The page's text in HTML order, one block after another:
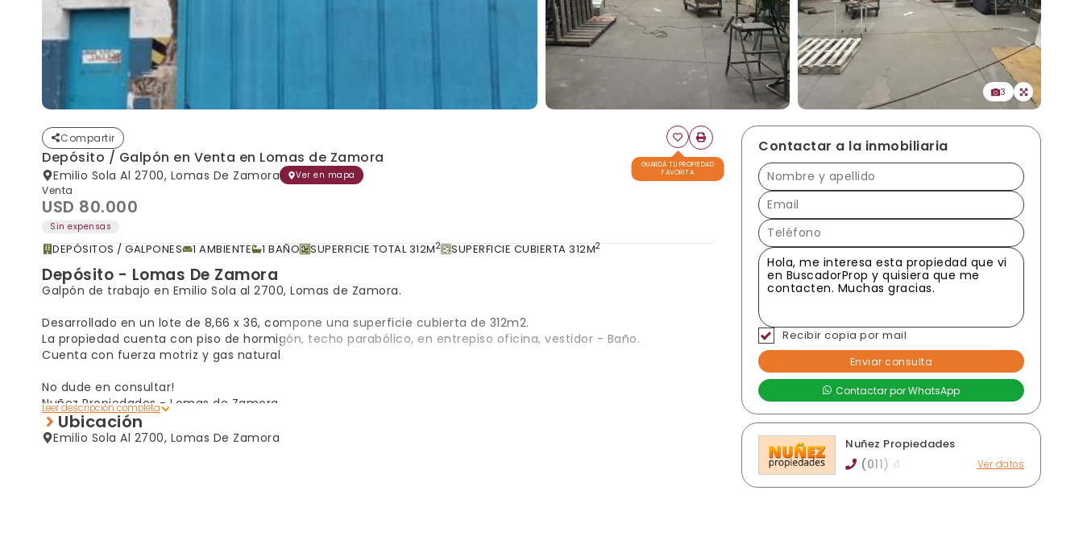
3
Compartir
GUARDÁ TU PROPIEDAD
FAVORITA
Depósito / Galpón en Venta en Lomas de Zamora
Emilio Sola Al 2700, Lomas De Zamora Ver en mapa
Venta
USD 80.000
Sin expensas
DEPÓSITOS / GALPONES 1 AMBIENTE 1 BAÑO SUPERFICIE TOTAL 312M2 SUPERFICIE CUBIERTA 312M2
Depósito - Lomas De Zamora
Galpón de trabajo en Emilio Sola al 2700, Lomas de Zamora.
Desarrollado en un lote de 8,66 x 36, compone una superficie cubierta de 312m2.
La propiedad cuenta con piso de hormigón, techo parabólico, en entrepiso oficina, vestidor - Baño.
Cuenta con fuerza motriz y gas natural.
No dude en consultar!
Nuñez Propiedades - Lomas de Zamora.
Ubicación
Emilio Sola Al 2700, Lomas De Zamora
Contactar a la inmobiliaria
Recibir copia por mail
Nuñez Propiedades
(011) 42 Ver datos
nunezpropiedades@hotmail.com.ar